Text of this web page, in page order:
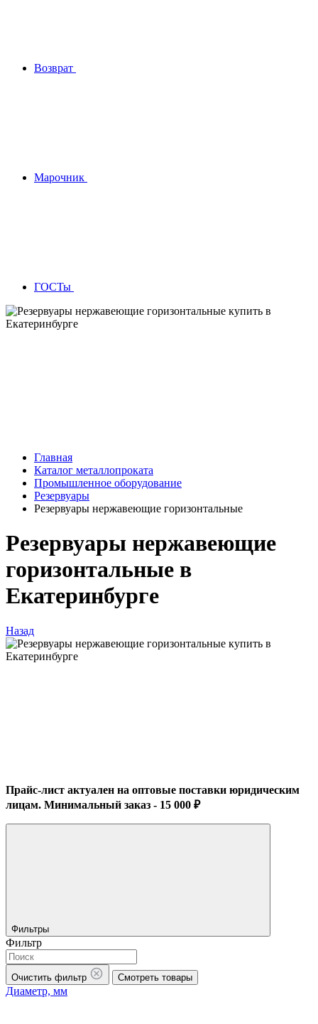
Возврат
Марочник
ГОСТы
Главная
Каталог металлопроката
Промышленное оборудование
Резервуары
Резервуары нержавеющие горизонтальные
Резервуары нержавеющие
горизонтальные в
Екатеринбурге
Назад
Прайс-лист актуален на оптовые поставки юридическим
лицам. Минимальный заказ - 15 000 ₽
Фильтры
Фильтр
Очистить фильтр Смотреть товары
Диаметр, мм